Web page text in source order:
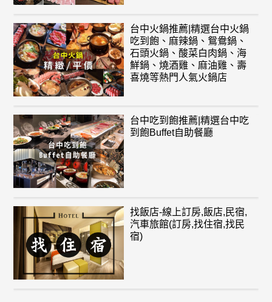
台中火鍋推薦|精選台中火鍋
吃到飽、麻辣鍋、鴛鴦鍋、
石頭火鍋、酸菜白肉鍋、海
鮮鍋、燒酒雞、麻油雞、壽
喜燒等熱門人氣火鍋店
台中吃到飽推薦|精選台中吃
到飽Buffet自助餐廳
找飯店-線上訂房,飯店,民宿,
汽車旅館(訂房,找住宿,找民
宿)